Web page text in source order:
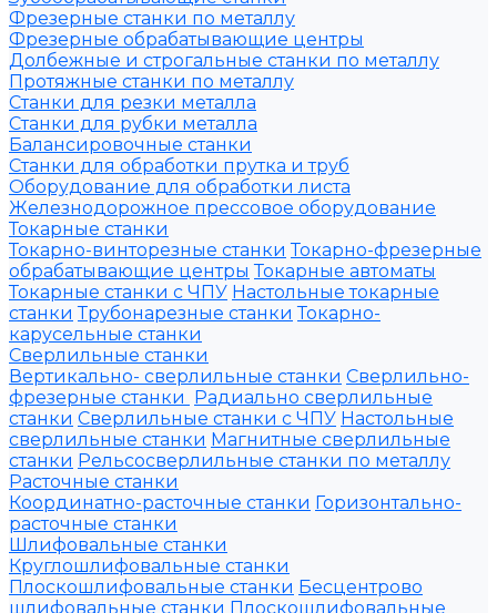
Фрезерные станки по металлу
Фрезерные обрабатывающие центры
Долбежные и строгальные станки по металлу
Протяжные станки по металлу
Станки для резки металла
Станки для рубки металла
Балансировочные станки
Станки для обработки прутка и труб
Оборудование для обработки листа
Железнодорожное прессовое оборудование
Токарные станки
Токарно-винторезные станки Токарно-фрезерные
обрабатывающие центры Токарные автоматы
Токарные станки с ЧПУ Настольные токарные
станки Трубонарезные станки Токарно-
карусельные станки
Сверлильные станки
Вертикально- сверлильные станки Сверлильно-
фрезерные станки Радиально сверлильные
станки Сверлильные станки с ЧПУ Настольные
сверлильные станки Магнитные сверлильные
станки Рельсосверлильные станки по металлу
Расточные станки
Координатно-расточные станки Горизонтально-
расточные станки
Шлифовальные станки
Круглошлифовальные станки
Плоскошлифовальные станки Бесцентрово
шлифовальные станки Плоскошлифовальные